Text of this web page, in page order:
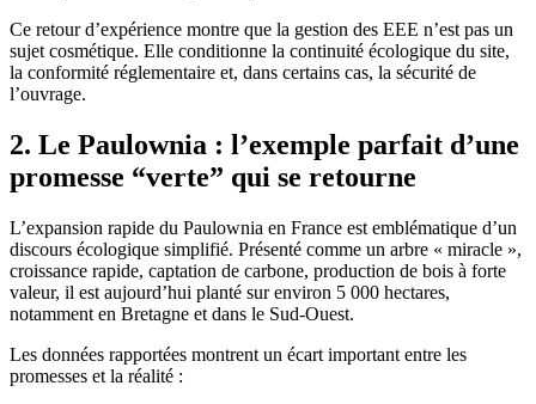
Ce retour d’expérience montre que la gestion des EEE n’est pas un
sujet cosmétique. Elle conditionne la continuité écologique du site,
la conformité réglementaire et, dans certains cas, la sécurité de
l’ouvrage.
2. Le Paulownia : l’exemple parfait d’une
promesse “verte” qui se retourne
L’expansion rapide du Paulownia en France est emblématique d’un
discours écologique simplifié. Présenté comme un arbre « miracle »,
croissance rapide, captation de carbone, production de bois à forte
valeur, il est aujourd’hui planté sur environ 5 000 hectares,
notamment en Bretagne et dans le Sud-Ouest.
Les données rapportées montrent un écart important entre les
promesses et la réalité :